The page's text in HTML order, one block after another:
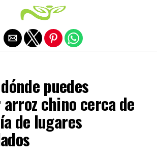
puedes
chino cerca de
de lugares
Salir de la versión móvil